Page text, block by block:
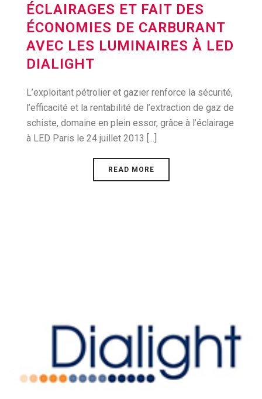
ÉCLAIRAGES ET FAIT DES
ÉCONOMIES DE CARBURANT
AVEC LES LUMINAIRES À LED
DIALIGHT
L’exploitant pétrolier et gazier renforce la sécurité,
l’efficacité et la rentabilité de l’extraction de gaz de
schiste, domaine en plein essor, grâce à l’éclairage
à LED Paris le 24 juillet 2013 [...]
READ MORE